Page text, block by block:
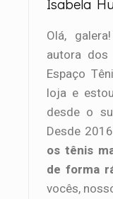
Isabela
Olá,
autora
Espaço
loja e
desde o
Desde
os tênis
de forma
vocês,